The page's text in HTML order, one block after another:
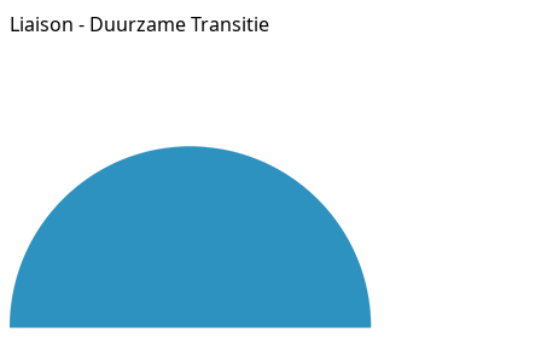
Liaison - Duurzame Transitie